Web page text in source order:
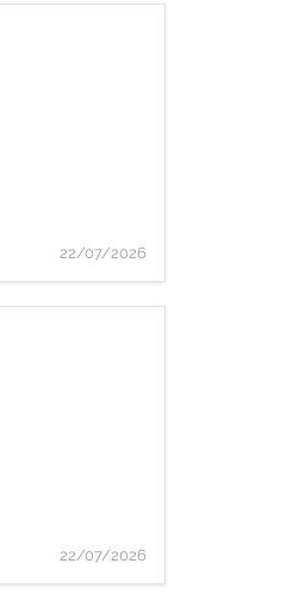
22/07/2026
22/07/2026